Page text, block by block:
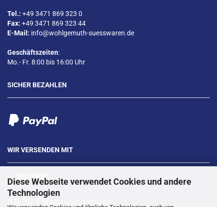
Diese Webseite verwendet Cookies und andere
Technologien
Tel.: +49 3471 869 323 0
Fax: +49 3471 869 323 44
E-Mail: info@wohlgemuth-suesswaren.de
Geschäftszeiten:
Mo.- Fr. 8:00 bis 16:00 Uhr
SICHER BEZAHLEN
WIR VERSENDEN MIT
AB 30 €VERSANDKOSTENFREI